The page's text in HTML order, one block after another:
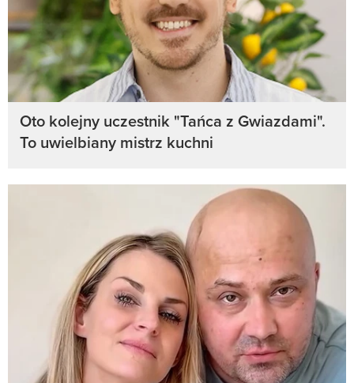
Oto kolejny uczestnik "Tańca z Gwiazdami".
To uwielbiany mistrz kuchni